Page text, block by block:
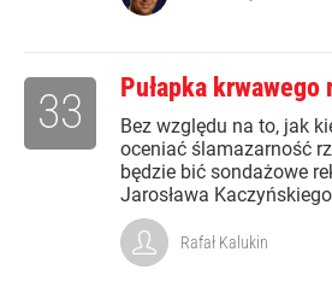
Pułapka
Bez względu na to, jak
oceniać ślamazarność
będzie bić sondażowe
Jarosława
33
Rafał Kalukin